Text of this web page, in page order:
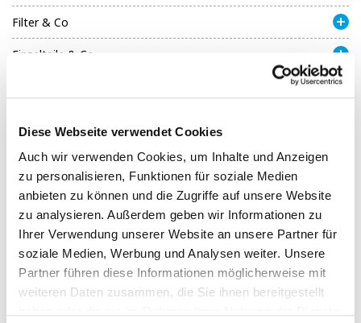
Diese Webseite verwendet Cookies
Auch wir verwenden Cookies, um Inhalte und Anzeigen
zu personalisieren, Funktionen für soziale Medien
anbieten zu können und die Zugriffe auf unsere Website
zu analysieren. Außerdem geben wir Informationen zu
Ihrer Verwendung unserer Website an unsere Partner für
soziale Medien, Werbung und Analysen weiter. Unsere
Partner führen diese Informationen möglicherweise mit
weiteren Daten zusammen, die Sie ihnen bereitgestellt
Filter & Co
Einzelteile & Co.
WASSERHÄHNE /
KÜCHENARMATUREN & CO. - FÜR
OMOSEANLAGEN
Wasserarmaturen / Wasserhähne für Osmoseanlagen ganz
nach Ihren Vorstellungen - verschiedene Ausführungen &
Stilrichtungen. Überzeugen Sie sich hier selbst von unserer
Vielfalt im Shop mit Bela Aqua 1A-Markenqualität!
Fachberatung. Markenqualität & Design. Kurze Lieferzeiten.